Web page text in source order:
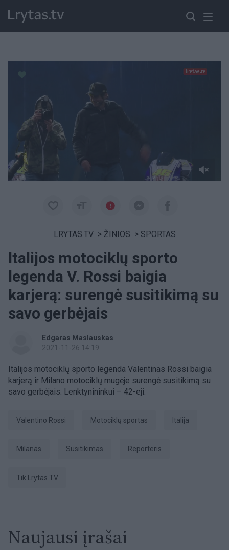
LRYTAS.TV > ŽINIOS > SPORTAS
Italijos motociklų sporto
legenda V. Rossi baigia
karjerą: surengė susitikimą su
savo gerbėjais
Edgaras Maslauskas
2021-11-26 14:19
Italijos motociklų sporto legenda Valentinas Rossi baigia
karjerą ir Milano motociklų mugėje surengė susitikimą su
savo gerbėjais. Lenktynininkui – 42-eji.
Valentino Rossi motociklų sportas Italija
Milanas susitikimas Reporteris
tik Lrytas.TV
Naujausi įrašai